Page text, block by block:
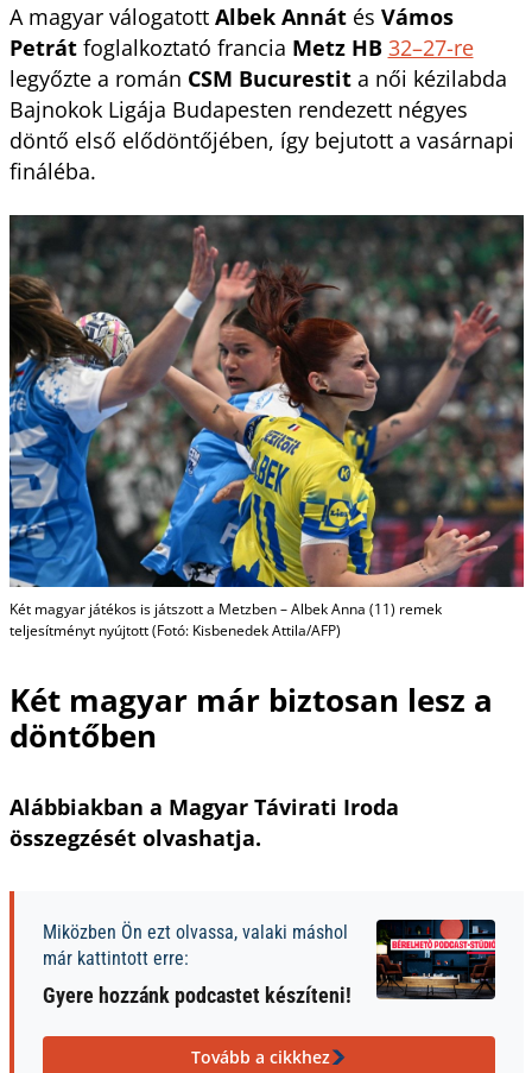
A magyar válogatott Albek Annátés Vámos
Petrátfoglalkoztató francia Metz HB 32–27-re
legyőzte a román CSM Bucurestita női kézilabda
Bajnokok Ligája Budapesten rendezett négyes
döntő első elődöntőjében, így bejutott a vasárnapi
fináléba.
Két magyar játékos is játszott a Metzben – Albek Anna (11) remek
teljesítményt nyújtott (Fotó: Kisbenedek Attila/AFP)
Két magyar már biztosan lesz a
döntőben
Alábbiakban a Magyar Távirati Iroda
összegzését olvashatja.
Miközben Ön ezt olvassa, valaki máshol
már kattintott erre:
Gyere hozzánk podcastet készíteni!
Tovább a cikkhez